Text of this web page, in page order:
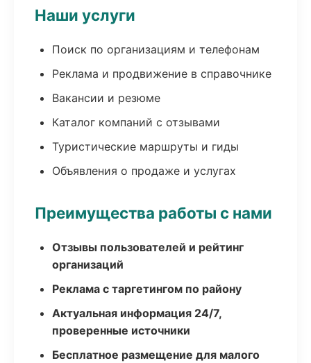
Наши услуги
Поиск по организациям и телефонам
Реклама и продвижение в справочнике
Вакансии и резюме
Каталог компаний с отзывами
Туристические маршруты и гиды
Объявления о продаже и услугах
Преимущества работы с нами
Отзывы пользователей и рейтинг
организаций
Реклама с таргетингом по району
Актуальная информация 24/7,
проверенные источники
Бесплатное размещение для малого